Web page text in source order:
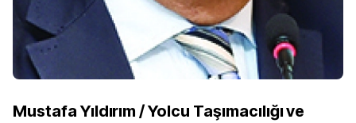
Mustafa Yıldırım / Yolcu Taşımacılığı ve